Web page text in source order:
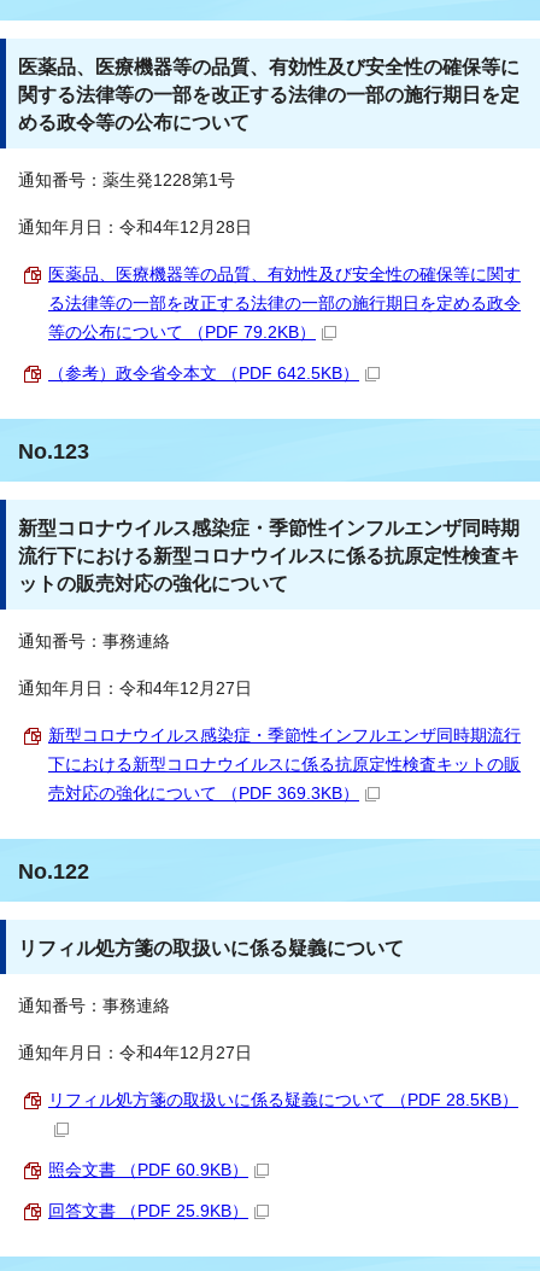
医薬品、医療機器等の品質、有効性及び安全性の確保等に
関する法律等の一部を改正する法律の一部の施行期日を定
める政令等の公布について
通知番号：薬生発1228第1号
通知年月日：令和4年12月28日
医薬品、医療機器等の品質、有効性及び安全性の確保等に関す
る法律等の一部を改正する法律の一部の施行期日を定める政令
等の公布について （PDF 79.2KB）
（参考）政令省令本文 （PDF 642.5KB）
No.123
新型コロナウイルス感染症・季節性インフルエンザ同時期
流行下における新型コロナウイルスに係る抗原定性検査キ
ットの販売対応の強化について
通知番号：事務連絡
通知年月日：令和4年12月27日
新型コロナウイルス感染症・季節性インフルエンザ同時期流行
下における新型コロナウイルスに係る抗原定性検査キットの販
売対応の強化について （PDF 369.3KB）
No.122
リフィル処方箋の取扱いに係る疑義について
通知番号：事務連絡
通知年月日：令和4年12月27日
リフィル処方箋の取扱いに係る疑義について （PDF 28.5KB）
照会文書 （PDF 60.9KB）
回答文書 （PDF 25.9KB）